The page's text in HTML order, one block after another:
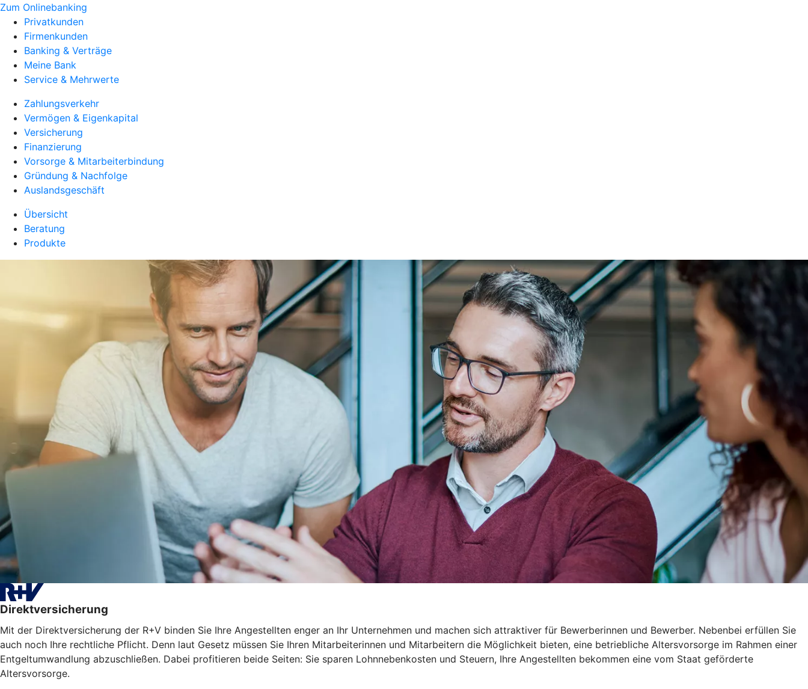
Zum Onlinebanking
Privatkunden
Firmenkunden
Banking & Verträge
Meine Bank
Service & Mehrwerte
Zahlungsverkehr
Vermögen & Eigenkapital
Versicherung
Finanzierung
Vorsorge & Mitarbeiterbindung
Gründung & Nachfolge
Auslandsgeschäft
Übersicht
Beratung
Produkte
Direktversicherung
Mit der Direktversicherung der R+V binden Sie Ihre Angestellten enger an Ihr Unternehmen und machen sich attraktiver für Bewerberinnen und Bewerber. Nebenbei erfüllen Sie
auch noch Ihre rechtliche Pflicht. Denn laut Gesetz müssen Sie Ihren Mitarbeiterinnen und Mitarbeitern die Möglichkeit bieten, eine betriebliche Altersvorsorge im Rahmen einer
Entgeltumwandlung abzuschließen. Dabei profitieren beide Seiten: Sie sparen Lohnnebenkosten und Steuern, Ihre Angestellten bekommen eine vom Staat geförderte
Altersvorsorge.